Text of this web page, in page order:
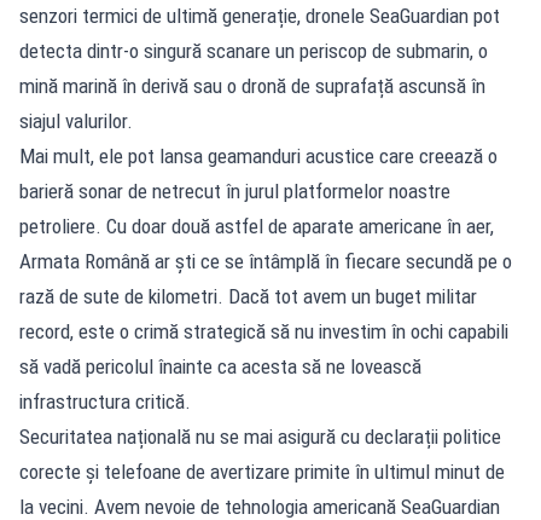
senzori termici de ultimă generație, dronele SeaGuardian pot
detecta dintr-o singură scanare un periscop de submarin, o
mină marină în derivă sau o dronă de suprafață ascunsă în
siajul valurilor.
Mai mult, ele pot lansa geamanduri acustice care creează o
barieră sonar de netrecut în jurul platformelor noastre
petroliere. Cu doar două astfel de aparate americane în aer,
Armata Română ar ști ce se întâmplă în fiecare secundă pe o
rază de sute de kilometri. Dacă tot avem un buget militar
record, este o crimă strategică să nu investim în ochi capabili
să vadă pericolul înainte ca acesta să ne lovească
infrastructura critică.
Securitatea națională nu se mai asigură cu declarații politice
corecte și telefoane de avertizare primite în ultimul minut de
la vecini. Avem nevoie de tehnologia americană SeaGuardian